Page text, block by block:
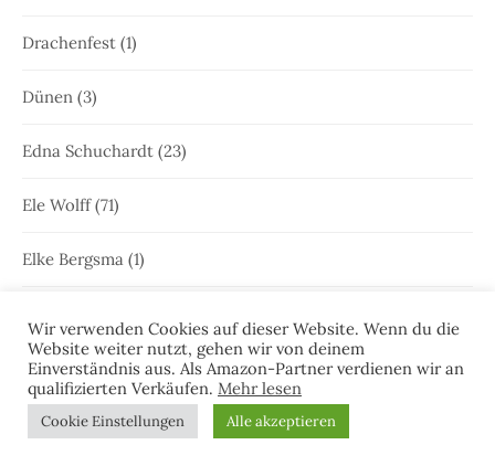
Drachenfest (1)
Dünen (3)
Edna Schuchardt (23)
Ele Wolff(71)
Elke Bergsma (1)
Emden(64)
Femke Peters(4)
Wir verwenden Cookies auf dieser Website. Wenn du die
Website weiter nutzt, gehen wir von deinem
Einverständnis aus. Als Amazon-Partner verdienen wir an
qualifizierten Verkäufen. Mehr lesen
Cookie Einstellungen Alle akzeptieren